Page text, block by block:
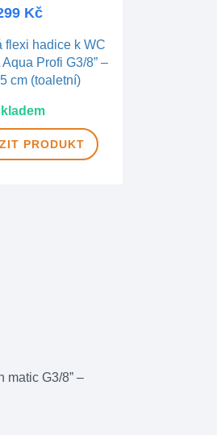
Kč
PRODUKT
matic G3/8” –